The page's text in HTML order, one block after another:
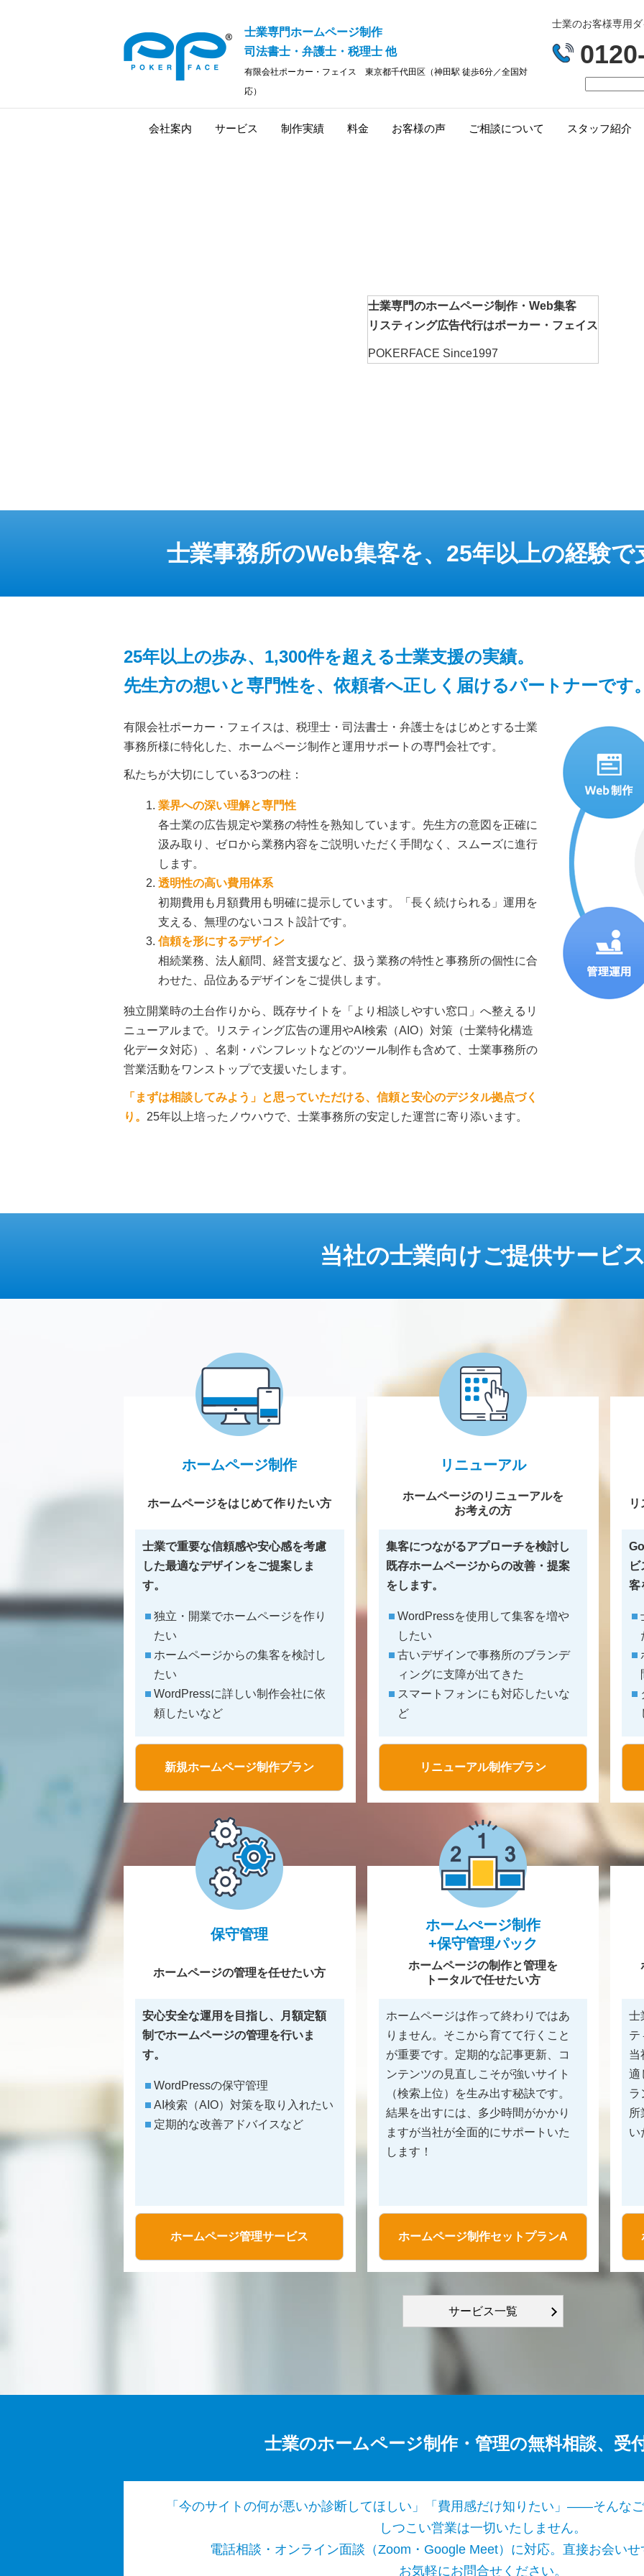
士業専門ホームページ制作
司法書士・弁護士・税理士 他
有限会社ポーカー・フェイス
東京都千代田区（神田駅 徒歩6分／全国対
応）
士業のお客様専用
会社案内 サービス 制作実績 料金 お客様の声 ご相談について スタッフ紹介
士業専門のホームページ制作・Web集客
リスティング広告代行はポーカー・フェイス
POKERFACE Since1997
士業事務所のWeb集客を、25年以上の経験
25年以上の歩み、1,300件を超える士業支援の実績。
先生方の想いと専門性を、依頼者へ正しく届けるパートナーです
有限会社ポーカー・フェイスは、税理士・司法書士・弁護士をはじめとする士業
事務所様に特化した、ホームページ制作と運用サポートの専門会社です。
私たちが大切にしている3つの柱：
業界への深い理解と専門性
各士業の広告規定や業務の特性を熟知しています。先生方の意図を正確に
汲み取り、ゼロから業務内容をご説明いただく手間なく、スムーズに進行
します。
透明性の高い費用体系
初期費用も月額費用も明確に提示しています。「長く続けられる」運用を
支える、無理のないコスト設計です。
信頼を形にするデザイン
相続業務、法人顧問、経営支援など、扱う業務の特性と事務所の個性に合
わせた、品位あるデザインをご提供します。
独立開業時の土台作りから、既存サイトを「より相談しやすい窓口」へ整えるリ
ニューアルまで。リスティング広告の運用やAI検索（AIO）対策（士業特化構造
化データ対応）、名刺・パンフレットなどのツール制作も含めて、士業事務所の
営業活動をワンストップで支援いたします。
「まずは相談してみよう」と思っていただける、信頼と安心のデジタル拠点づく
り。 25年以上培ったノウハウで、士業事務所の安定した運営に寄り添います。
当社の士業向けご提供サービ
ホームページ制作
ホームページをはじめて作りたい方
士業で重要な信頼感や安心感を考慮
した最適なデザインをご提案しま
す。
独立・開業でホームページを作り
たい
ホームページからの集客を検討し
たい
WordPressに詳しい制作会社に依
頼したいなど
新規ホームページ制作プラン
リニューアル
ホームページのリニューアルを
お考えの方
集客につながるアプローチを検討し
既存ホームページからの改善・提案
をします。
WordPressを使用して集客を増や
したい
古いデザインで事務所のブランデ
ィングに支障が出てきた
スマートフォンにも対応したいな
ど
リニューアル制作プラン
客
保守管理
ホームページの管理を任せたい方
安心安全な運用を目指し、月額定額
制でホームページの管理を行いま
す。
WordPressの保守管理
AI検索（AIO）対策を取り入れたい
定期的な改善アドバイスなど
ホームページ管理サービス
ホームぺージ制作
+保守管理パック
ホームページの制作と管理を
トータルで任せたい方
ホームページは作って終わりではあ
りません。そこから育てて行くこと
が重要です。定期的な記事更新、コ
ンテンツの見直しこそが強いサイト
（検索上位）を生み出す秘訣です。
結果を出すには、多少時間がかかり
ますが当社が全面的にサポートいた
します！
ホームページ制作セットプランA
士
テ
当
適
ラ
所
い
サービス一覧
士業のホームページ制作・管理の無料相談、受
「今のサイトの何が悪いか診断してほしい」「費用感だけ知りたい」——そんな
しつこい営業は一切いたしません。
電話相談・オンライン面談（Zoom・Google Meet）に対応。直接お会い
お気軽にお問合せください。